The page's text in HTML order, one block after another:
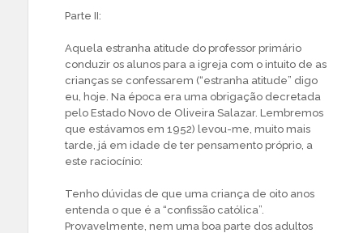
Parte II:
Aquela estranha atitude do professor primário
conduzir os alunos para a igreja com o intuito de as
crianças se confessarem (“estranha atitude” digo
eu, hoje. Na época era uma obrigação decretada
pelo Estado Novo de Oliveira Salazar. Lembremos
que estávamos em 1952) levou-me, muito mais
tarde, já em idade de ter pensamento próprio, a
este raciocínio:
Tenho dúvidas de que uma criança de oito anos
entenda o que é a “confissão católica”.
Provavelmente, nem uma boa parte dos adultos